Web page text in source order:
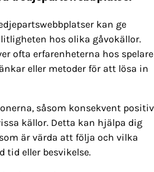
kan ge
hos olika gåvokällor.
ofta erfarenheterna hos spelare
eller metoder för att lösa in
såsom konsekvent positiv
källor. Detta kan hjälpa dig
är värda att följa och vilka
tid eller besvikelse.